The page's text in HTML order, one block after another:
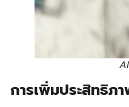
การเพิ่มประสิทธิภ